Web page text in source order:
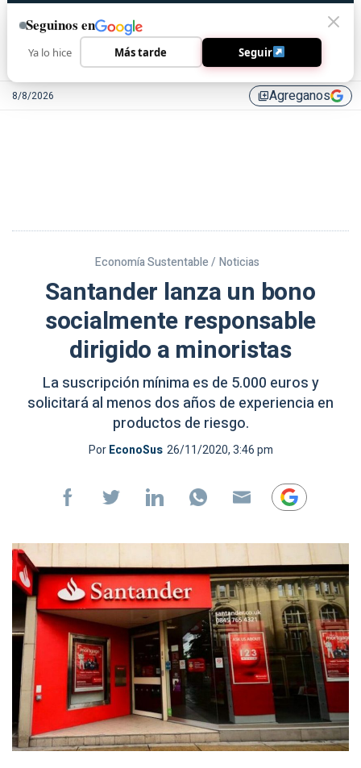
8/8/2026 library_addAgreganos
Economía Sustentable / Noticias
Santander lanza un bono
socialmente responsable
dirigido a minoristas
La suscripción mínima es de 5.000 euros y
solicitará al menos dos años de experiencia en
productos de riesgo.
PorEconoSus 26/11/2020, 3:46 pm
Seguinos en
Ya lo hice Más tarde Seguir